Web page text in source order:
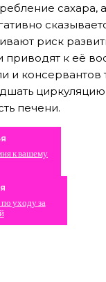
сахара,
риск
приводят к её
и консервантов
печени.
к вашему
уходу за